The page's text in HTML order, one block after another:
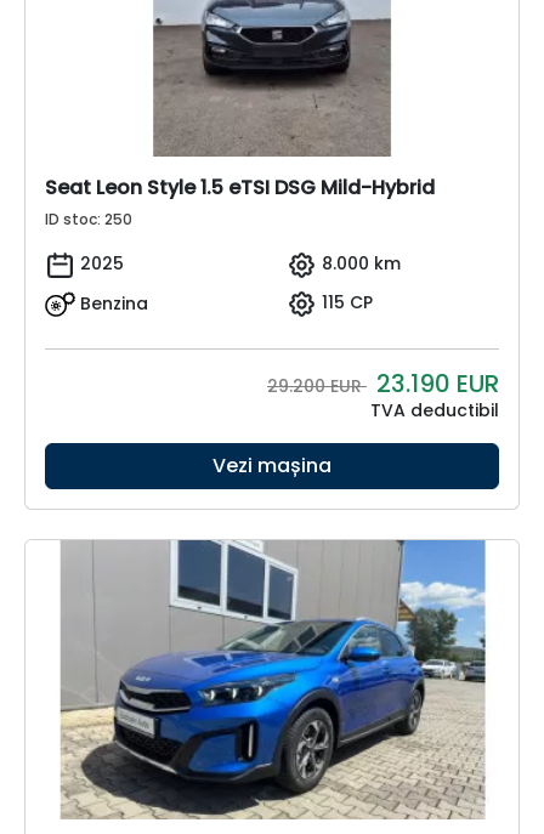
Seat Leon Style 1.5 eTSI DSG Mild-Hybrid
ID stoc: 250
2025
8.000 km
Benzina
115 CP
29.200 EUR 23.190 EUR
TVA deductibil
Vezi mașina